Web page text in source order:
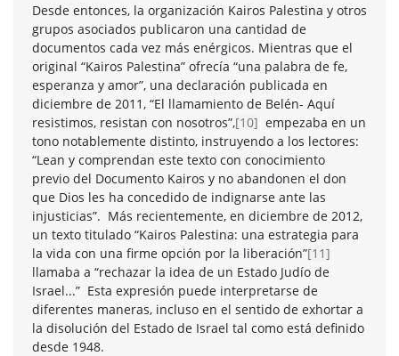
Desde entonces, la organización Kairos Palestina y otros
grupos asociados publicaron una cantidad de
documentos cada vez más enérgicos. Mientras que el
original “Kairos Palestina” ofrecía “una palabra de fe,
esperanza y amor”, una declaración publicada en
diciembre de 2011, “El llamamiento de Belén- Aquí
resistimos, resistan con nosotros”,[10] empezaba en un
tono notablemente distinto, instruyendo a los lectores:
“Lean y comprendan este texto con conocimiento
previo del Documento Kairos y no abandonen el don
que Dios les ha concedido de indignarse ante las
injusticias”. Más recientemente, en diciembre de 2012,
un texto titulado “Kairos Palestina: una estrategia para
la vida con una firme opción por la liberación”[11]
llamaba a “rechazar la idea de un Estado Judío de
Israel...” Esta expresión puede interpretarse de
diferentes maneras, incluso en el sentido de exhortar a
la disolución del Estado de Israel tal como está definido
desde 1948.